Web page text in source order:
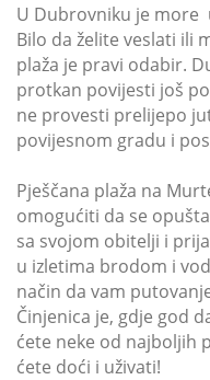
U Dubrovniku je
Bilo da želite veslati ili
plaža je pravi odabir.
protkan povijesti još
ne provesti prelijepo
povijesnom gradu i
Pješčana plaža na
omogućiti da se
sa svojom obitelji i
u izletima brodom i
način da vam
Činjenica je, gdje god
ćete neke od najboljih
ćete doći i uživati!